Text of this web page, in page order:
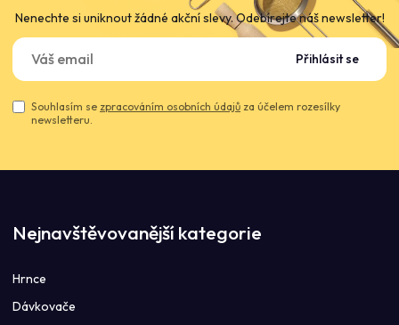
Nenechte si uniknout žádné akční slevy. Odebírejte náš newsletter!
Přihlásit se
Souhlasím se zpracováním osobních údajů za účelem rozesílky
newsletteru.
Nejnavštěvovanější kategorie
Hrnce
Dávkovače